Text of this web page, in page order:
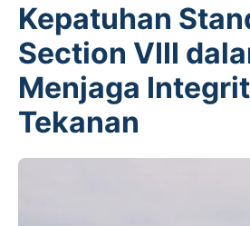
Kepatuhan
Section VIII
Menjaga
Tekanan